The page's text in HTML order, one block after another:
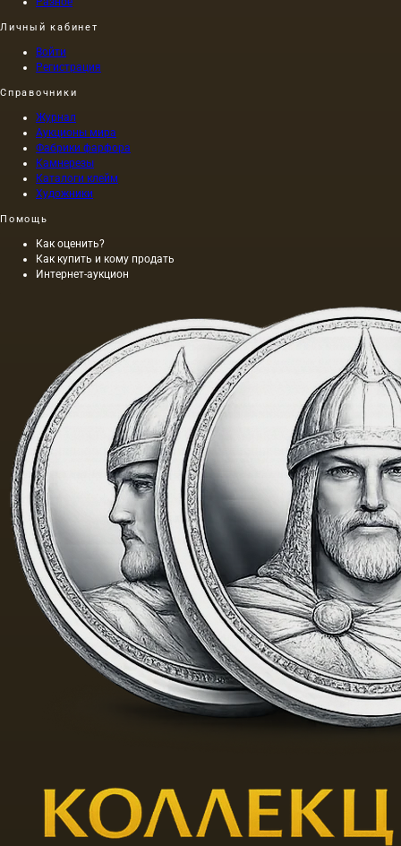
Личный кабинет
Войти
Регистрация
Справочники
Журнал
Аукционы мира
Фабрики фарфора
Камнерезы
Каталоги клейм
Художники
Помощь
Как оценить?
Как купить и кому продать
Интернет-аукцион